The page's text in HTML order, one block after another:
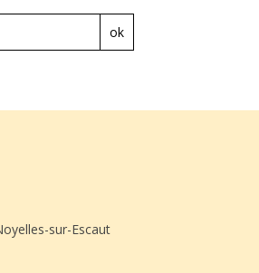
ok
sur-Escaut